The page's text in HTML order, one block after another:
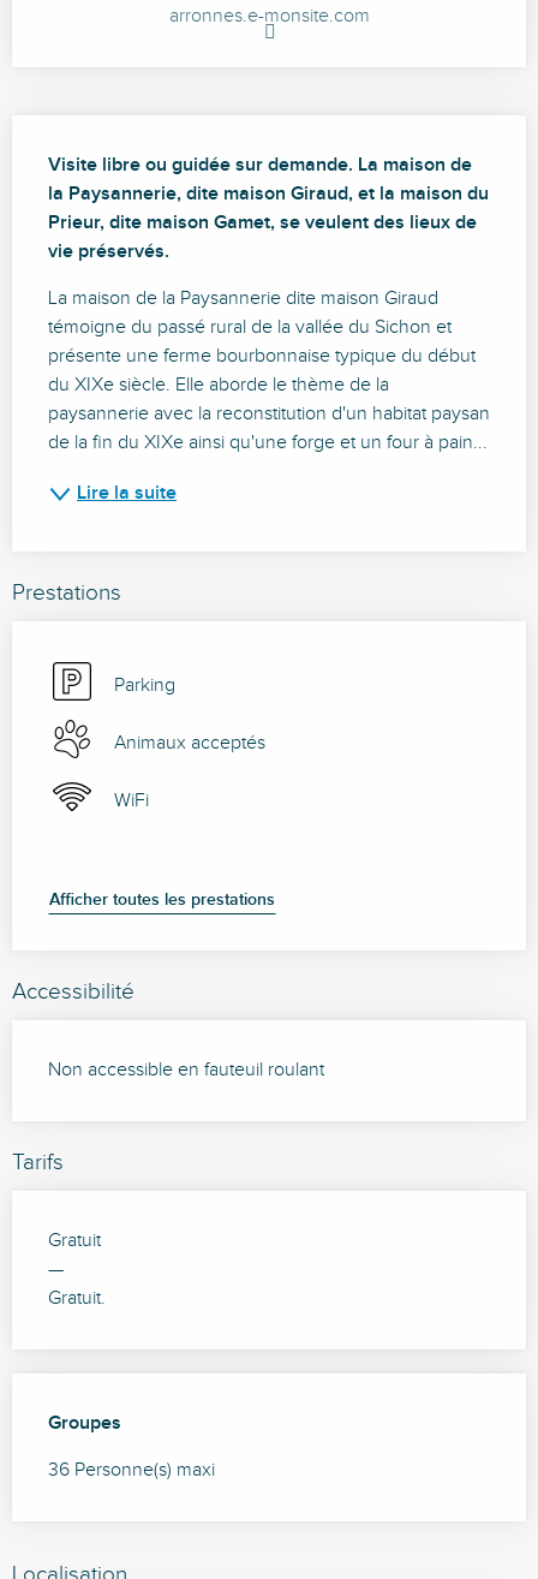
arronnes.e-monsite.com
Visite libre ou guidée sur demande. La maison de
la Paysannerie, dite maison Giraud, et la maison du
Prieur, dite maison Gamet, se veulent des lieux de
vie préservés.
La maison de la Paysannerie dite maison Giraud
témoigne du passé rural de la vallée du Sichon et
présente une ferme bourbonnaise typique du début
du XIXe siècle. Elle aborde le thème de la
paysannerie avec la reconstitution d'un habitat paysan
de la fin du XIXe ainsi qu'une forge et un four à pain...
Lire la suite
Prestations
Parking
Animaux acceptés
WiFi
Afficher toutes les prestations
Accessibilité
Non accessible en fauteuil roulant
Tarifs
Gratuit
—
Gratuit.
Groupes
Groupes
36 Personne(s) maxi